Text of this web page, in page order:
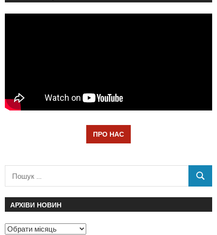
ПРО НАС
АРХІВИ НОВИН